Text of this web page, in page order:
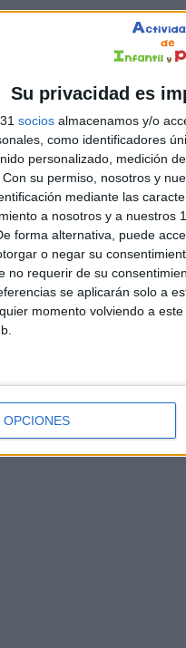
Su privacidad es
socios almacenamos y/o
como identificadores
personalizado, medición
Con su permiso, nosotros y
mediante las
a nosotros y a nuestros
forma alternativa, puede
o negar su
no requerir de su
se aplicarán solo a
momento volviendo a
OPCIONES